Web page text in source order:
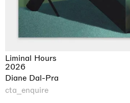
Liminal Hours
2026
Diane Dal-Pra
cta_enquire